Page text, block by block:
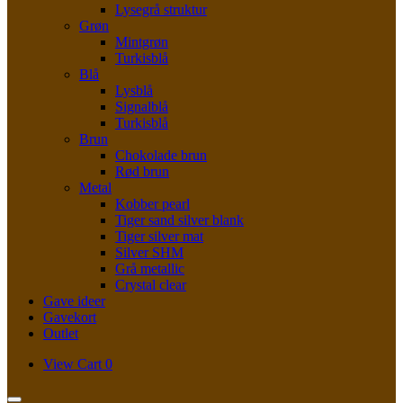
Lysegrå struktur
Grøn
Mintgrøn
Turkisblå
Blå
Lysblå
Signalblå
Turkisblå
Brun
Chokolade brun
Rød brun
Metal
Kobber pearl
Tiger sand silver blank
Tiger silver mat
Silver SHM
Grå metallic
Crystal clear
Gave ideer
Gavekort
Outlet
View
View Cart 0